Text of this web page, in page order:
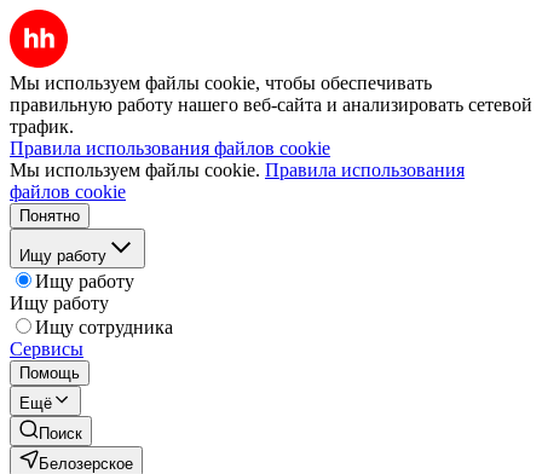
Мы используем файлы cookie, чтобы обеспечивать
правильную работу нашего веб-сайта и анализировать сетевой
трафик.
Правила использования файлов cookie
Мы используем файлы cookie. Правила использования
файлов cookie
Понятно
Ищу работу
Ищу работу
Ищу работу
Ищу сотрудника
Сервисы
Помощь
Ещё
Поиск
Белозерское